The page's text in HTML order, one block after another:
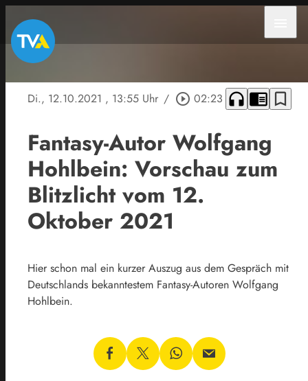
Di., 12.10.2021 , 13:55 Uhr / play_circle_outline 02:23 headphones chrome_reader_mode bookmark_border
Fantasy-Autor Wolfgang
Hohlbein: Vorschau zum
Blitzlicht vom 12.
Oktober 2021
Hier schon mal ein kurzer Auszug aus dem Gespräch mit
Deutschlands bekanntestem Fantasy-Autoren Wolfgang
Hohlbein.